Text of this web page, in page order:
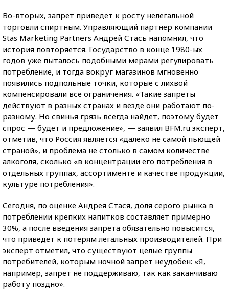
Во-вторых, запрет приведет к росту нелегальной
торговли спиртным. Управляющий партнер компании
Stas Marketing Partners Андрей Стась напомнил, что
история повторяется. Государство в конце 1980-ых
годов уже пыталось подобными мерами регулировать
потребление, и тогда вокруг магазинов мгновенно
появились подпольные точки, которые с лихвой
компенсировали все ограничения. «Такие запреты
действуют в разных странах и везде они работают по-
разному. Но свинья грязь всегда найдет, поэтому будет
спрос — будет и предложение», — заявил BFM.ru эксперт,
отметив, что Россия является «далеко не самой пьющей
страной», и проблема не столько в самом количестве
алкоголя, сколько «в концентрации его потребления в
отдельных группах, ассортименте и качестве продукции,
культуре потребления».
Сегодня, по оценке Андрея Стася, доля серого рынка в
потреблении крепких напитков составляет примерно
30%, а после введения запрета обязательно повысится,
что приведет к потерям легальных производителей. При
эксперт отметил, что существуют целые группы
потребителей, которым ночной запрет неудобен: «Я,
например, запрет не поддерживаю, так как заканчиваю
работу поздно».